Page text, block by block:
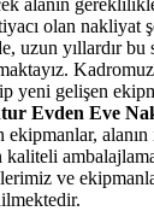
olan nakliyat
uzun yıllardır bu
yeni gelişen
Evden Eve
alanın
kaliteli
ve